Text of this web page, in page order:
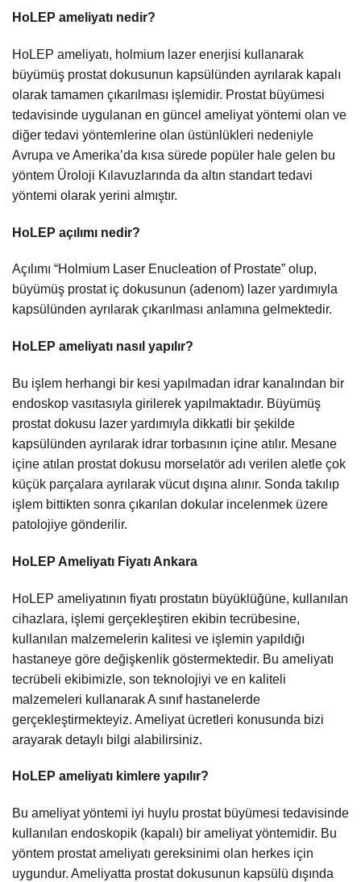
HoLEP ameliyatı nedir?
HoLEP ameliyatı, holmium lazer enerjisi kullanarak
büyümüş prostat dokusunun kapsülünden ayrılarak kapalı
olarak tamamen çıkarılması işlemidir. Prostat büyümesi
tedavisinde uygulanan en güncel ameliyat yöntemi olan ve
diğer tedavi yöntemlerine olan üstünlükleri nedeniyle
Avrupa ve Amerika’da kısa sürede popüler hale gelen bu
yöntem Üroloji Kılavuzlarında da altın standart tedavi
yöntemi olarak yerini almıştır.
HoLEP açılımı nedir?
Açılımı “Holmium Laser Enucleation of Prostate” olup,
büyümüş prostat iç dokusunun (adenom) lazer yardımıyla
kapsülünden ayrılarak çıkarılması anlamına gelmektedir.
HoLEP ameliyatı nasıl yapılır?
Bu işlem herhangi bir kesi yapılmadan idrar kanalından bir
endoskop vasıtasıyla girilerek yapılmaktadır. Büyümüş
prostat dokusu lazer yardımıyla dikkatli bir şekilde
kapsülünden ayrılarak idrar torbasının içine atılır. Mesane
içine atılan prostat dokusu morselatör adı verilen aletle çok
küçük parçalara ayrılarak vücut dışına alınır. Sonda takılıp
işlem bittikten sonra çıkarılan dokular incelenmek üzere
patolojiye gönderilir.
HoLEP Ameliyatı Fiyatı Ankara
HoLEP ameliyatının fiyatı prostatın büyüklüğüne, kullanılan
cihazlara, işlemi gerçekleştiren ekibin tecrübesine,
kullanılan malzemelerin kalitesi ve işlemin yapıldığı
hastaneye göre değişkenlik göstermektedir. Bu ameliyatı
tecrübeli ekibimizle, son teknolojiyi ve en kaliteli
malzemeleri kullanarak A sınıf hastanelerde
gerçekleştirmekteyiz. Ameliyat ücretleri konusunda bizi
arayarak detaylı bilgi alabilirsiniz.
HoLEP ameliyatı kimlere yapılır?
Bu ameliyat yöntemi iyi huylu prostat büyümesi tedavisinde
kullanılan endoskopik (kapalı) bir ameliyat yöntemidir. Bu
yöntem prostat ameliyatı gereksinimi olan herkes için
uygundur. Ameliyatta prostat dokusunun kapsülü dışında